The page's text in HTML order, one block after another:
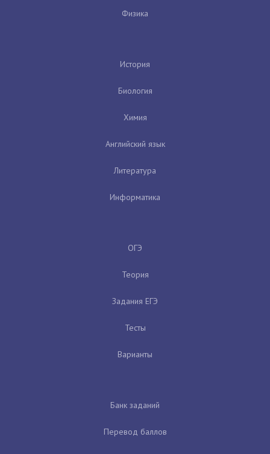
Физика
История
Биология
Химия
Английский язык
Литература
Информатика
ОГЭ
Теория
Задания ЕГЭ
Тесты
Варианты
Банк заданий
Перевод баллов